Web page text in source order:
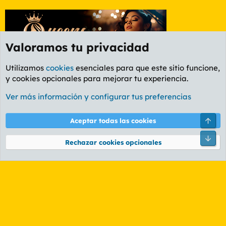
Foro Informática y Videojuegos
Cookies
PL OLDSTYLE AMARILLO
Términos y reglas Política de privacidad Ayuda
Community platform by XenForo® © 2010-2026 XenForo Ltd.
Valoramos tu privacidad
Utilizamos cookies esenciales para que este sitio funcione,
y cookies opcionales para mejorar tu experiencia.
Ver más información y configurar tus preferencias
Aceptar todas las cookies
Rechazar cookies opcionales
Pie